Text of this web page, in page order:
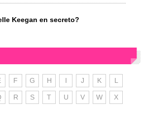
Keegan en secreto?
F G H I J K L
R S T U V W X